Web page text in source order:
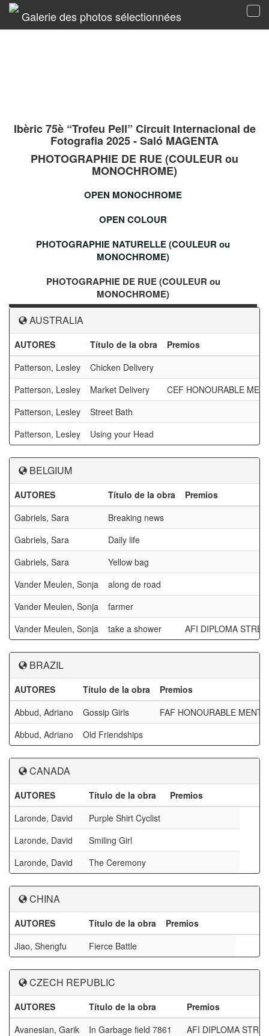
Galerie des photos sélectionnées
Ibèric 75è “Trofeu Pell” Circuit Internacional de
Fotografia 2025 - Saló MAGENTA
PHOTOGRAPHIE DE RUE (COULEUR ou
MONOCHROME)
OPEN MONOCHROME
OPEN COLOUR
PHOTOGRAPHIE NATURELLE (COULEUR ou
MONOCHROME)
PHOTOGRAPHIE DE RUE (COULEUR ou
MONOCHROME)
AUSTRALIA
AUTORES Título de la obra
Premios
Patterson, Lesley
Chicken Delivery
Patterson, Lesley
Market Delivery
CEF HONOURABLE
Patterson, Lesley
Street Bath
Patterson, Lesley
Using your Head
BELGIUM
AUTORES Título de la obra
Premios
Gabriels, Sara
Breaking news
Gabriels, Sara
Daily life
Gabriels, Sara
Yellow bag
Vander Meulen, Sonja
along de road
Vander Meulen, Sonja
farmer
Vander Meulen, Sonja
take a shower AFI DIPLOMA
BRAZIL
AUTORES Título de la obra
Premios
Abbud, Adriano
Gossip Girls
FAF HONOURABLE
Abbud, Adriano
Old Friendships
CANADA
AUTORES Título de la obra
Premios
Laronde, David
Purple Shirt Cyclist
Laronde, David
Smiling Girl
Laronde, David
The Ceremony
CHINA
AUTORES Título de la obra
Premios
Jiao, Shengfu
Fierce Battle
CZECH REPUBLIC
AUTORES Título de la obra
Premios
Avanesian, Garik
In Garbage field 7861
AFI DIPLOMA